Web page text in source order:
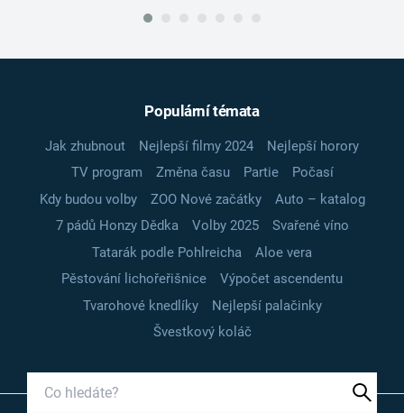
Populární témata
Jak zhubnout Nejlepší filmy 2024
Nejlepší horory
TV program
Změna času Partie
Počasí
Kdy budou volby
ZOO Nové začátky
Auto – katalog
7 pádů Honzy Dědka
Volby 2025
Svařené víno
Tatarák podle Pohlreicha
Aloe vera
Pěstování lichořeřišnice
Výpočet ascendentu
Tvarohové knedlíky
Nejlepší palačinky
Švestkový koláč